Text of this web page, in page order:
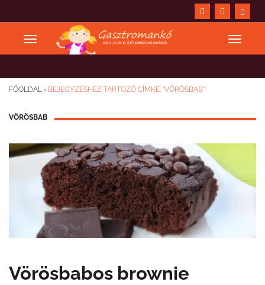
FŐOLDAL › BEJEGYZÉSHEZ TARTOZÓ CÍMKE: "VÖRÖSBAB"
VÖRÖSBAB
Vörösbabos brownie